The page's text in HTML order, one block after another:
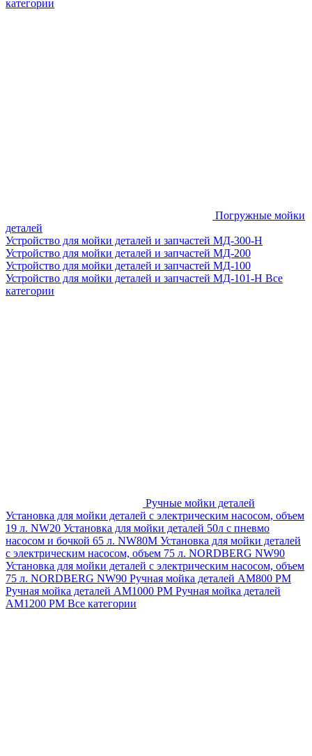
категории
Погружные мойки
деталей
Устройство для мойки деталей и запчастей МД-300-H
Устройство для мойки деталей и запчастей МД-200
Устройство для мойки деталей и запчастей МД-100
Устройство для мойки деталей и запчастей МД-101-Н Все
категории
Ручные мойки деталей
Установка для мойки деталей с электрическим насосом, объем
19 л. NW20 Установка для мойки деталей 50л с пневмо
насосом и бочкой 65 л. NW80M Установка для мойки деталей
с электрическим насосом, объем 75 л. NORDBERG NW90
Установка для мойки деталей с электрическим насосом, объем
75 л. NORDBERG NW90 Ручная мойка деталей АМ800 РМ
Ручная мойка деталей АМ1000 РМ Ручная мойка деталей
АМ1200 РМ Все категории